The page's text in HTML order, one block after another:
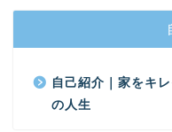
自己紹介｜家をキ
の人生